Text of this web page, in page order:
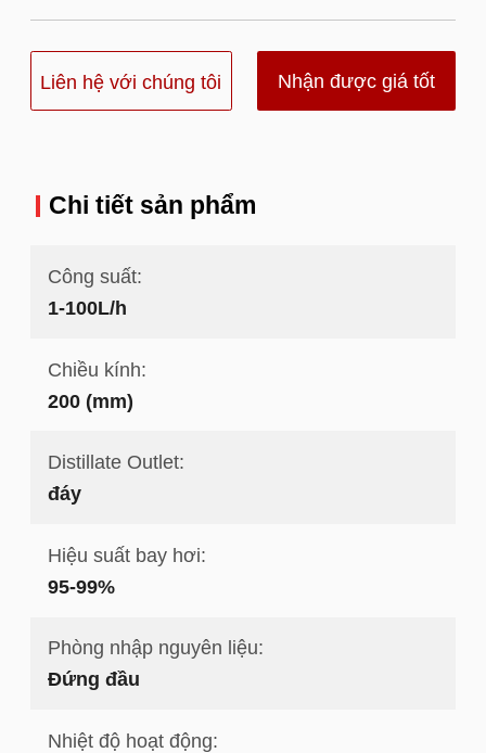
Liên hệ với chúng tôi Nhận được giá tốt
Chi tiết sản phẩm
Công suất:
1-100L/h
Chiều kính:
200 (mm)
Distillate Outlet:
đáy
Hiệu suất bay hơi:
95-99%
Phòng nhập nguyên liệu:
Đứng đầu
Nhiệt độ hoạt động: